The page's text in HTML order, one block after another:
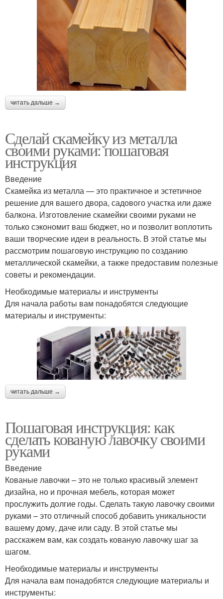
читать дальше →
Сделай скамейку из металла
своими руками: пошаговая
инструкция
Введение
Скамейка из металла — это практичное и эстетичное
решение для вашего двора, садового участка или даже
балкона. Изготовление скамейки своими руками не
только сэкономит ваш бюджет, но и позволит воплотить
ваши творческие идеи в реальность. В этой статье мы
рассмотрим пошаговую инструкцию по созданию
металлической скамейки, а также предоставим полезные
советы и рекомендации.
Необходимые материалы и инструменты
Для начала работы вам понадобятся следующие
материалы и инструменты:
читать дальше →
Пошаговая инструкция: как
сделать кованую лавочку своими
руками
Введение
Кованые лавочки – это не только красивый элемент
дизайна, но и прочная мебель, которая может
прослужить долгие годы. Сделать такую лавочку своими
руками – это отличный способ добавить уникальности
вашему дому, даче или саду. В этой статье мы
расскажем вам, как создать кованую лавочку шаг за
шагом.
Необходимые материалы и инструменты
Для начала вам понадобятся следующие материалы и
инструменты: